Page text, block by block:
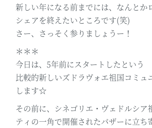
新しい年になる前までには、なんとか
シェアを終えたいところです(笑)
さー、さっそく参りましょうー！
＊＊＊
今日は、5年前にスタートしたという
比較的新しいズドラヴォエ祖国コミュ
します☆
その前に、シネゴリエ・ヴェドルシア
ティの一角で開催されたバザーに立ち